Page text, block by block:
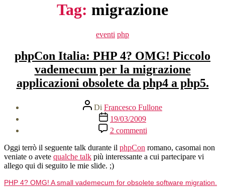
Tag: migrazione
Categorie
eventi php
phpCon Italia: PHP 4? OMG! Piccolo
vademecum per la migrazione
applicazioni obsolete da php4 a php5.
Autore
articolo
Di Francesco Fullone
Data
dell'articolo
19/03/2009
2 commentisu
phpCon
Italia:
PHP
Piccolo
Oggi terrò il seguente talk durante il phpCon romano, casomai non
veniate o avete qualche talk più interessante a cui partecipare vi
allego qui di seguito le mie slide. ;)
PHP 4? OMG! A small vademecum for obsolete software migration.